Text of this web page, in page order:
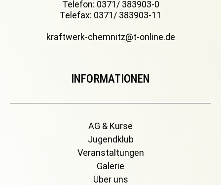
Telefon: 0371/ 383903-0
Telefax: 0371/ 383903-11
kraftwerk-chemnitz@t-online.de
INFORMATIONEN
AG & Kurse
Jugendklub
Veranstaltungen
Galerie
Über uns